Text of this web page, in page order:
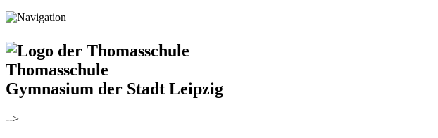
Thomasschule
Gymnasium der Stadt Leipzig
-->